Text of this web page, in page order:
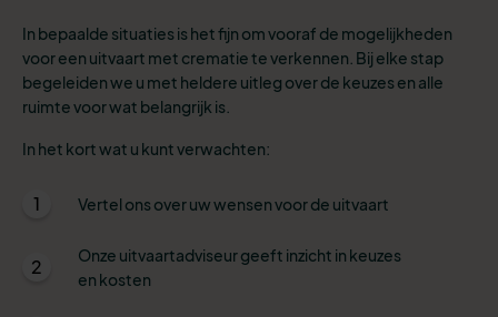
In bepaalde situaties is het fijn om vooraf de mogelijkheden
voor een uitvaart met crematie te verkennen. Bij elke stap
begeleiden we u met heldere uitleg over de keuzes en alle
ruimte voor wat belangrijk is.
In het kort wat u kunt verwachten:
1 Vertel ons over uw wensen voor de uitvaart
2
Onze uitvaartadviseur geeft inzicht in keuzes
en kosten